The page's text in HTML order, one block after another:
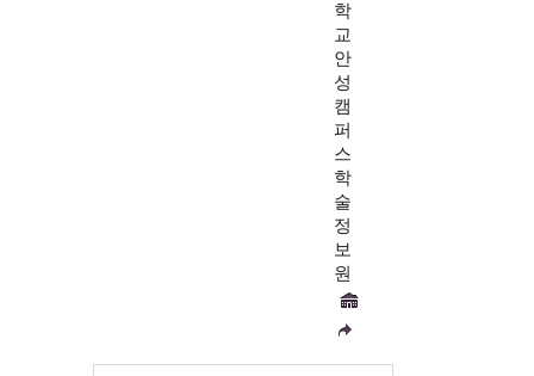
학
교
안
성
캠
퍼
스
학
술
정
보
원